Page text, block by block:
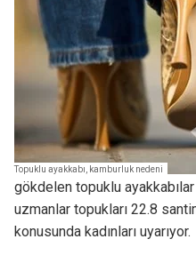
Topuklu ayakkabı, kamburluk nedeni
gökdelen topuklu
uzmanlar topukları 22.8
konusunda kadınları uyarıyor.